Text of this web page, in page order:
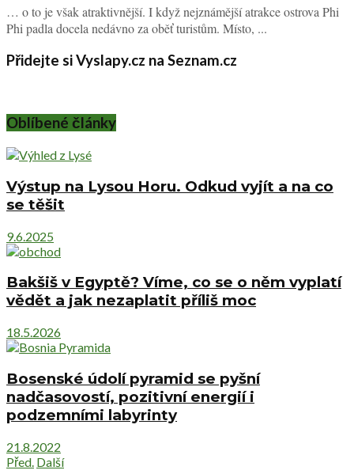
… o to je však atraktivnější. I když nejznámější atrakce ostrova Phi
Phi padla docela nedávno za oběť turistům. Místo, ...
Přidejte si Vyslapy.cz na Seznam.cz
Oblíbené články
Výstup na Lysou Horu. Odkud vyjít a na co
se těšit
9.6.2025
Bakšiš v Egyptě? Víme, co se o něm vyplatí
vědět a jak nezaplatit příliš moc
18.5.2026
Bosenské údolí pyramid se pyšní
nadčasovostí, pozitivní energií i
podzemními labyrinty
21.8.2022
Před. Další